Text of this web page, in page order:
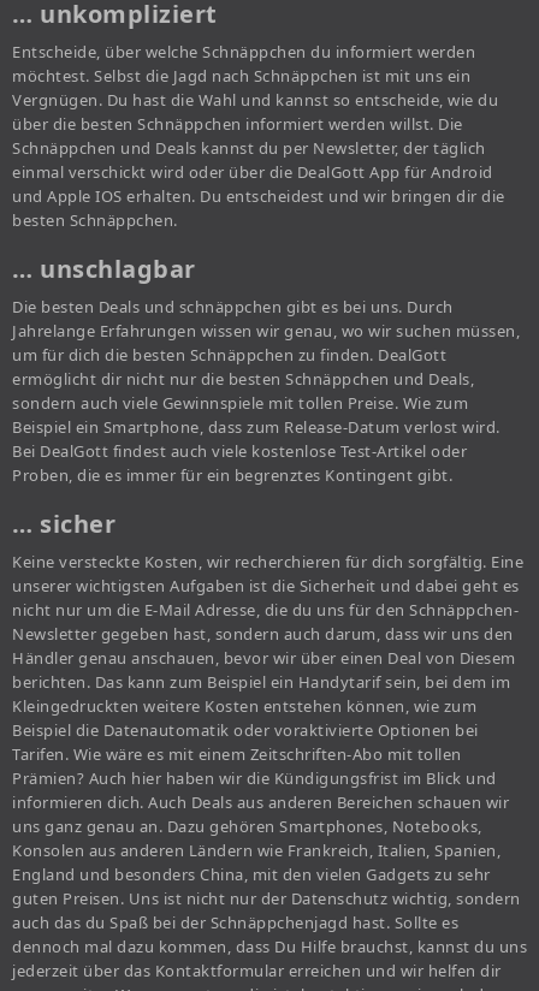
… unkompliziert
Entscheide, über welche Schnäppchen du informiert werden
möchtest. Selbst die Jagd nach Schnäppchen ist mit uns ein
Vergnügen. Du hast die Wahl und kannst so entscheide, wie du
über die besten Schnäppchen informiert werden willst. Die
Schnäppchen und Deals kannst du per Newsletter, der täglich
einmal verschickt wird oder über die DealGott App für Android
und Apple IOS erhalten. Du entscheidest und wir bringen dir die
besten Schnäppchen.
… unschlagbar
Die besten Deals und schnäppchen gibt es bei uns. Durch
Jahrelange Erfahrungen wissen wir genau, wo wir suchen müssen,
um für dich die besten Schnäppchen zu finden. DealGott
ermöglicht dir nicht nur die besten Schnäppchen und Deals,
sondern auch viele Gewinnspiele mit tollen Preise. Wie zum
Beispiel ein Smartphone, dass zum Release-Datum verlost wird.
Bei DealGott findest auch viele kostenlose Test-Artikel oder
Proben, die es immer für ein begrenztes Kontingent gibt.
… sicher
Keine versteckte Kosten, wir recherchieren für dich sorgfältig. Eine
unserer wichtigsten Aufgaben ist die Sicherheit und dabei geht es
nicht nur um die E-Mail Adresse, die du uns für den Schnäppchen-
Newsletter gegeben hast, sondern auch darum, dass wir uns den
Händler genau anschauen, bevor wir über einen Deal von Diesem
berichten. Das kann zum Beispiel ein Handytarif sein, bei dem im
Kleingedruckten weitere Kosten entstehen können, wie zum
Beispiel die Datenautomatik oder voraktivierte Optionen bei
Tarifen. Wie wäre es mit einem Zeitschriften-Abo mit tollen
Prämien? Auch hier haben wir die Kündigungsfrist im Blick und
informieren dich. Auch Deals aus anderen Bereichen schauen wir
uns ganz genau an. Dazu gehören Smartphones, Notebooks,
Konsolen aus anderen Ländern wie Frankreich, Italien, Spanien,
England und besonders China, mit den vielen Gadgets zu sehr
guten Preisen. Uns ist nicht nur der Datenschutz wichtig, sondern
auch das du Spaß bei der Schnäppchenjagd hast. Sollte es
dennoch mal dazu kommen, dass Du Hilfe brauchst, kannst du uns
jederzeit über das Kontaktformular erreichen und wir helfen dir